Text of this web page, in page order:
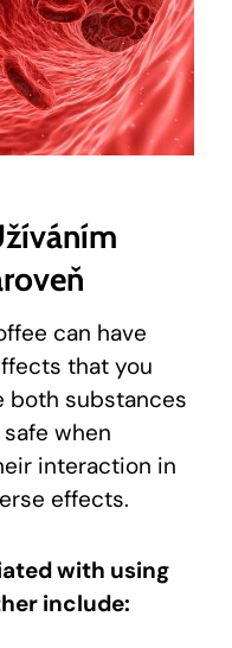
can have
that you
both substances
when
interaction in
effects.
with using
include: